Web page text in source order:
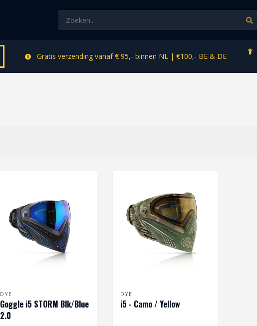
Gratis verzending vanaf € 95,- binnen NL | €100,- BE & DE
DYE
Goggle i5 STORM Blk/Blue
2.0
DYE
i5 - Camo / Yellow